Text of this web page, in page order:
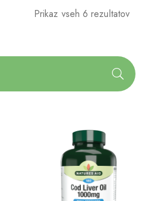
Prikaz vseh 6 rezultatov